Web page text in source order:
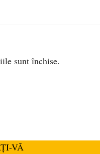
sunt închise.
VĂ